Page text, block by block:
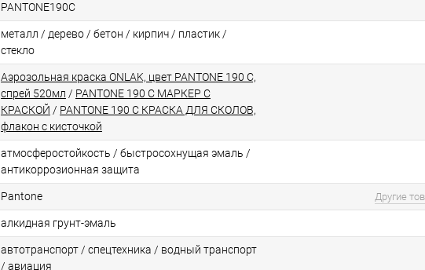
PANTONE190C
металл / дерево / бетон / кирпич / пластик /
стекло
Аэрозольная краска ONLAK, цвет PANTONE 190 C,
спрей 520мл / PANTONE 190 C МАРКЕР С
КРАСКОЙ / PANTONE 190 C КРАСКА ДЛЯ СКОЛОВ,
флакон с кисточкой
атмосферостойкоcть / быстросохнущая эмаль /
антикоррозионная защита
Pantone Другие
алкидная грунт-эмаль
автотранспорт / спецтехника / водный транспорт
/ авиация